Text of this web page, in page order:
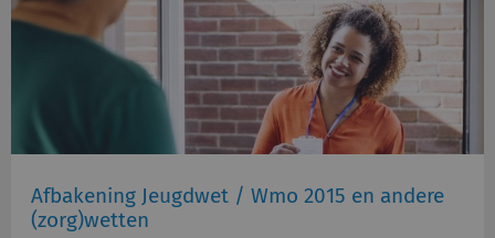
Afbakening Jeugdwet / Wmo 2015 en andere
(zorg)wetten